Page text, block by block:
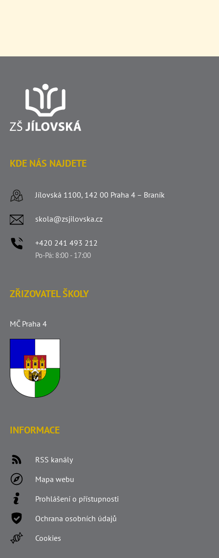
KDE NÁS NAJDETE
Jílovská 1100, 142 00 Praha 4 – Braník
skola@zsjilovska.cz
+420 241 493 212
Po-Pá: 8:00 - 17:00
ZŘIZOVATEL ŠKOLY
MČ Praha 4
INFORMACE
RSS kanály
Mapa webu
Prohlášení o přístupnosti
Ochrana osobních údajů
Cookies